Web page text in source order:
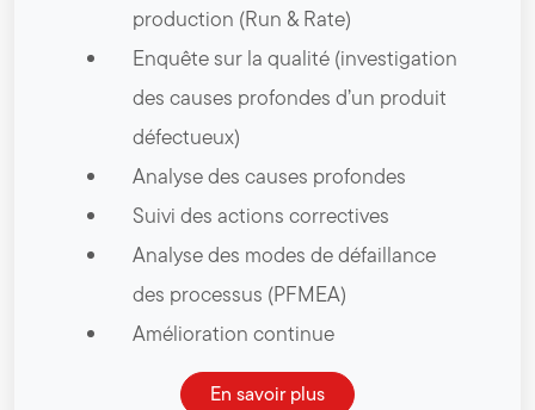
production (Run & Rate)
Enquête sur la qualité (investigation
des causes profondes d’un produit
défectueux)
Analyse des causes profondes
Suivi des actions correctives
Analyse des modes de défaillance
des processus (PFMEA)
Amélioration continue
En savoir plus